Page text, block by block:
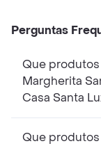
Perguntas
Que produtos
Margherita
Casa Santa
Que produtos